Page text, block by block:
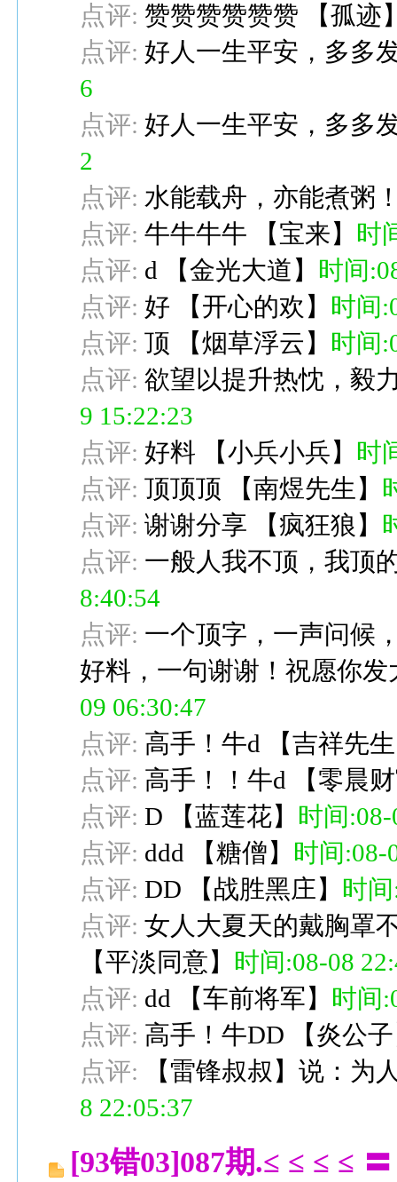
点评: 赞赞赞赞赞赞 【孤迹
点评: 好人一生平安，多多
6
点评: 好人一生平安，多多
2
点评: 水能载舟，亦能煮粥
点评: 牛牛牛牛 【宝来】 时
点评: d 【金光大道 】 时间
点评: 好 【开心的欢 】 时间
点评: 顶 【烟草浮云 】 时间
点评: 欲望以提升热忱，毅
9 15:22:23
点评: 好料 【小兵小兵】 时
点评: 顶顶顶 【南煜先生 】
点评: 谢谢分享 【疯狂狼 】
点评: 一般人我不顶，我顶
8:40:54
点评: 一个顶字，一声问候
好料，一句谢谢！祝愿你
09 06:30:47
点评: 高手！牛d 【吉祥先生
点评: 高手！！牛d 【零晨
点评: D 【蓝莲花】 时间
点评: ddd 【糖僧】 时间:08-
点评: DD 【战胜黑庄】 时
点评: 女人大夏天的戴胸罩
【平淡同意】 时间:08-08
点评: dd 【车前将军】 时间
点评: 高手！牛DD 【炎公子
点评:
【雷锋叔叔】说：为
8 22:05:37
[93错03]087期.≤ ≤ ≤ ≤